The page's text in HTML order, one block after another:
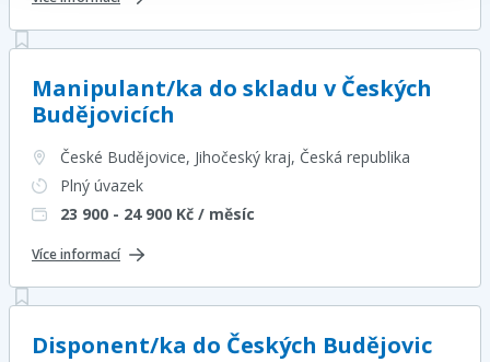
Manipulant/ka do skladu v Českých
Budějovicích
České Budějovice, Jihočeský kraj, Česká republika
Plný úvazek
23 900 - 24 900 Kč / měsíc
Více informací
Disponent/ka do Českých Budějovic